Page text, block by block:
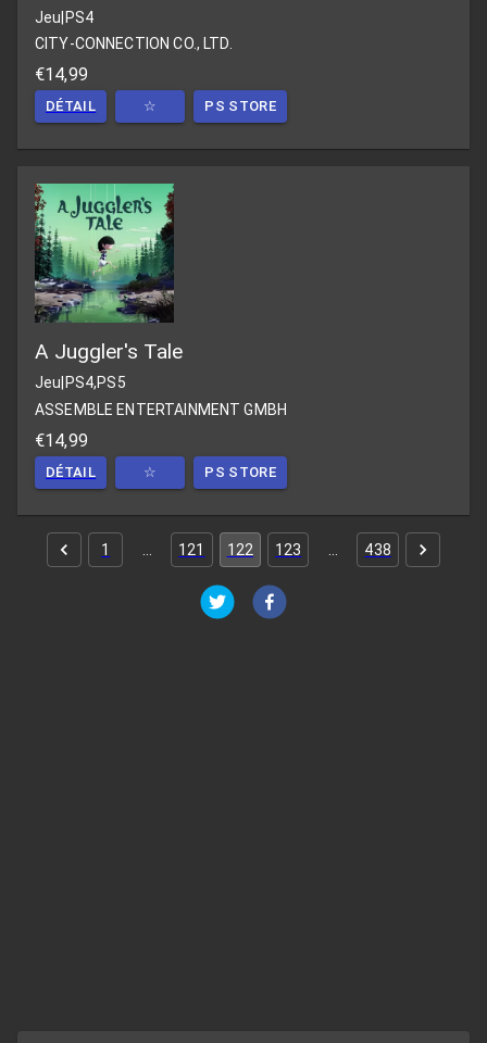
Jeu|PS4
CITY-CONNECTION CO., LTD.
€14,99
DÉTAIL ☆ PS STORE
A Juggler's Tale
Jeu PS4,PS5
ASSEMBLE ENTERTAINMENT GMBH
€14,99
DÉTAIL ☆ PS STORE
1 121 122 123 438